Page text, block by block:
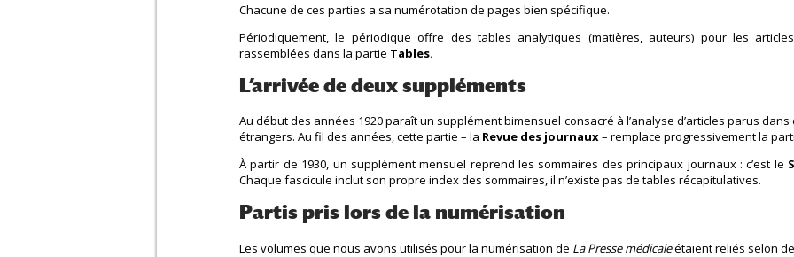
Chacune de ces parties a sa numérotation de pages bien spécifique.
Périodiquement, le périodique offre des tables analytiques (matières, auteurs) pour les
rassemblées dans la partie Tables.
L’arrivée de deux suppléments
Au début des années 1920 paraît un supplément bimensuel consacré à l’analyse d’articles parus
étrangers. Au fil des années, cette partie – la Revue des journaux– remplace progressivement la
À partir de 1930, un supplément mensuel reprend les sommaires des principaux journaux : c’est le
Chaque fascicule inclut son propre index des sommaires, il n’existe pas de tables récapitulatives.
Partis pris lors de la numérisation
Les volumes que nous avons utilisés pour la numérisation de La Presse médicaleétaient reliés selon